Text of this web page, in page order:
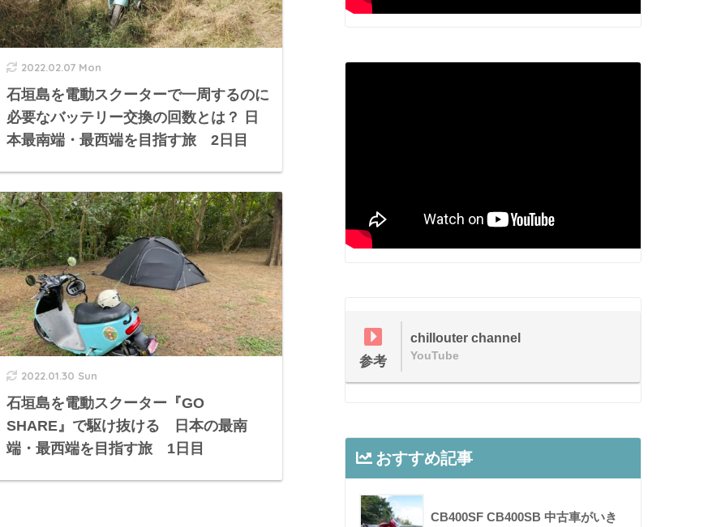
2022.02.07 Mon
石垣島を電動スクーターで一周するのに
必要なバッテリー交換の回数とは？ 日
本最南端・最西端を目指す旅 2日目
2022.01.30 Sun
石垣島を電動スクーター『GO
SHARE』で駆け抜ける 日本の最南
端・最西端を目指す旅 1日目
参考
chillouter channel
YouTube
おすすめ記事
CB400SF CB400SB 中古車がいき